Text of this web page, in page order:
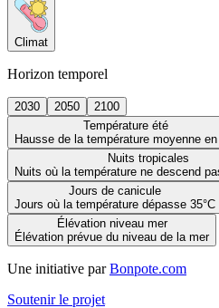
Climat
Horizon temporel
2030 2050
2100
Température été
Hausse de la température moyenne
Nuits tropicales
Nuits où la température ne descend
Jours de canicule
Jours où la température dépasse 35°C
Élévation niveau mer
Élévation prévue du niveau de la mer
Une initiative par Bonpote.com
Soutenir le projet